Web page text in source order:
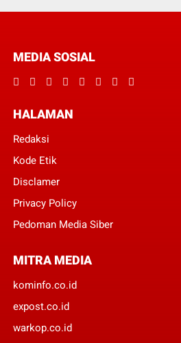
MEDIA SOSIAL
HALAMAN
Redaksi
Kode Etik
Disclamer
Privacy Policy
Pedoman Media Siber
MITRA MEDIA
kominfo.co.id
expost.co.id
warkop.co.id